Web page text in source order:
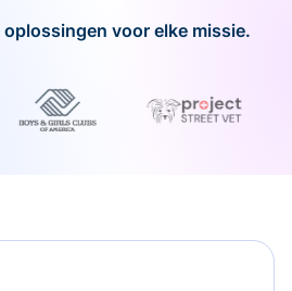
voor elke missie.